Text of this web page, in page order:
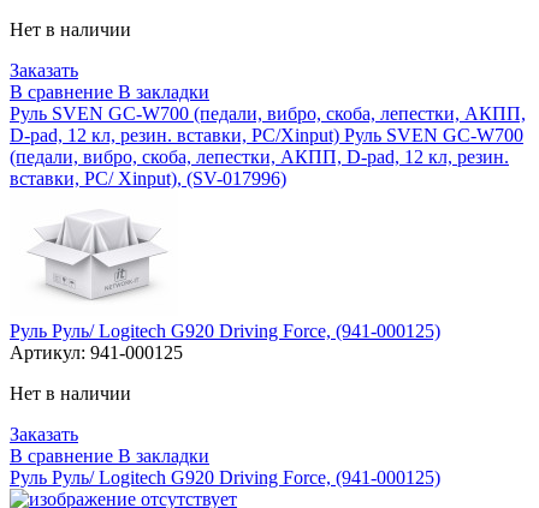
Нет в наличии
Заказать
В сравнение В закладки
Руль SVEN GC-W700 (педали, вибро, скоба, лепестки, АКПП,
D-pad, 12 кл, резин. вставки, PC/Xinput) Руль SVEN GC-W700
(педали, вибро, скоба, лепестки, АКПП, D-pad, 12 кл, резин.
вставки, PC/ Xinput), (SV-017996)
Руль Руль/ Logitech G920 Driving Force, (941-000125)
Артикул: 941-000125
Нет в наличии
Заказать
В сравнение В закладки
Руль Руль/ Logitech G920 Driving Force, (941-000125)